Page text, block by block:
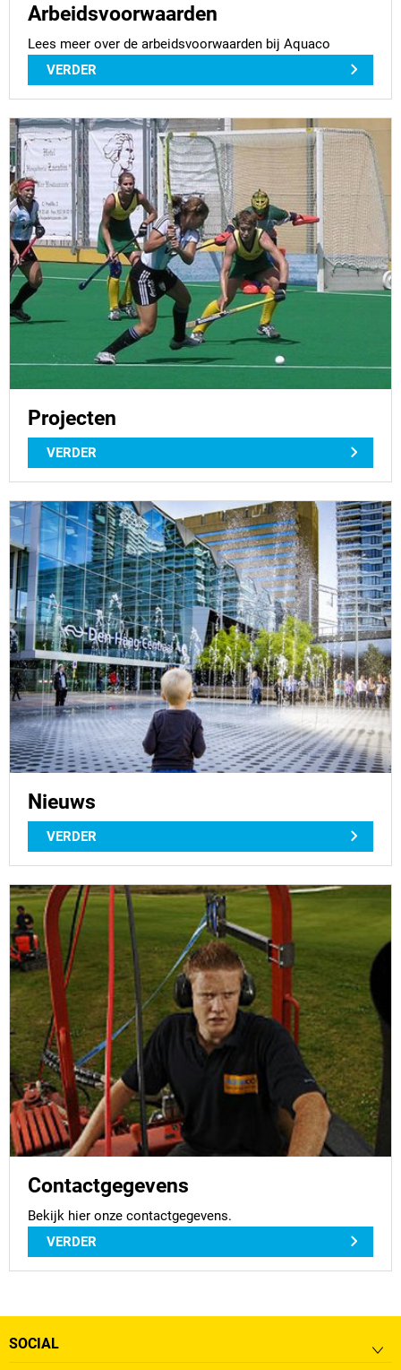
Arbeidsvoorwaarden
Lees meer over de arbeidsvoorwaarden bij Aquaco
VERDER
Projecten
VERDER
Nieuws
VERDER
Contactgegevens
Bekijk hier onze contactgegevens.
VERDER
SOCIAL